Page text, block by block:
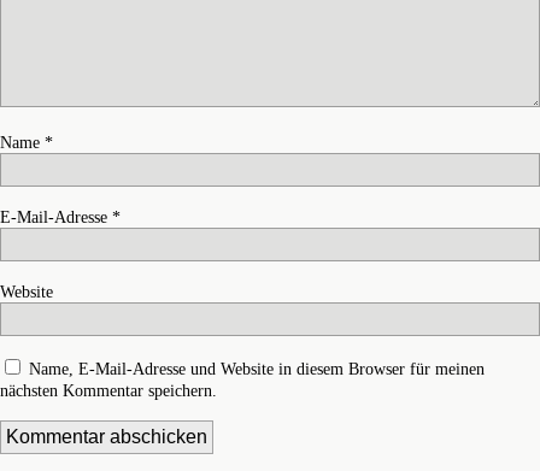
Name *
E-Mail-Adresse *
Website
Name, E-Mail-Adresse und Website in diesem Browser für meinen
nächsten Kommentar speichern.